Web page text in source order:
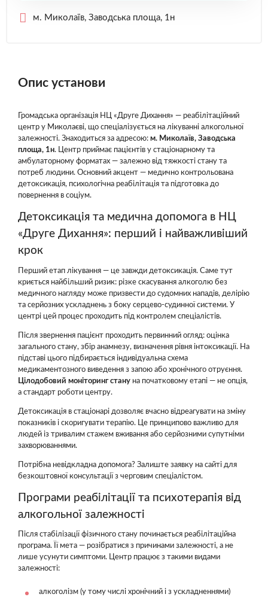
м. Миколаїв, Заводська площа, 1н
Опис установи
Громадська організація НЦ «Друге Дихання» — реабілітаційний
центр у Миколаєві, що спеціалізується на лікуванні алкогольної
залежності. Знаходиться за адресою: м. Миколаїв, Заводська
площа, 1н. Центр приймає пацієнтів у стаціонарному та
амбулаторному форматах — залежно від тяжкості стану та
потреб людини. Основний акцент — медично контрольована
детоксикація, психологічна реабілітація та підготовка до
повернення в соціум.
Детоксикація та медична допомога в НЦ
«Друге Дихання»: перший і найважливіший
крок
Перший етап лікування — це завжди детоксикація. Саме тут
криється найбільший ризик: різке скасування алкоголю без
медичного нагляду може призвести до судомних нападів, делірію
та серйозних ускладнень з боку серцево-судинної системи. У
центрі цей процес проходить під контролем спеціалістів.
Після звернення пацієнт проходить первинний огляд: оцінка
загального стану, збір анамнезу, визначення рівня інтоксикації. На
підставі цього підбирається індивідуальна схема
медикаментозного виведення з запою або хронічного отруєння.
Цілодобовий моніторинг стану на початковому етапі — не опція,
а стандарт роботи центру.
Детоксикація в стаціонарі дозволяє вчасно відреагувати на зміну
показників і скоригувати терапію. Це принципово важливо для
людей із тривалим стажем вживання або серйозними супутніми
захворюваннями.
Потрібна невідкладна допомога? Залиште заявку на сайті для
безкоштовної консультації з черговим спеціалістом.
Програми реабілітації та психотерапія від
алкогольної залежності
Після стабілізації фізичного стану починається реабілітаційна
програма. Її мета — розібратися з причинами залежності, а не
лише усунути симптоми. Центр працює з такими видами
залежності:
алкоголізм (у тому числі хронічний і з ускладненнями)